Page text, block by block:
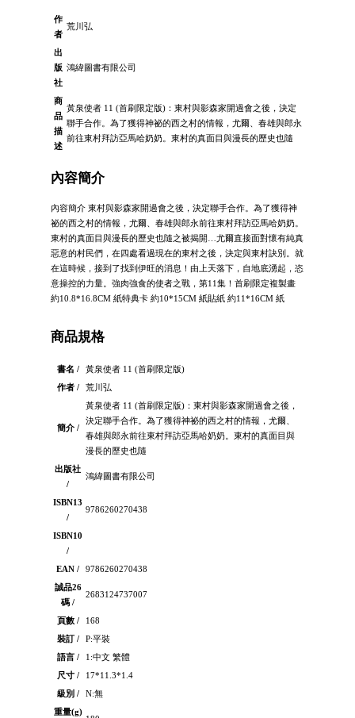
作
者
荒川弘
出
版
社
鴻緯圖書有限公司
商
品
描
述
黃泉使者 11 (首刷限定版)：東村與影森家開過會之後，決定
聯手合作。為了獲得神祕的西之村的情報，尤爾、春雄與郎永
前往東村拜訪亞馬哈奶奶。東村的真面目與漫長的歷史也隨
內容簡介
內容簡介 東村與影森家開過會之後，決定聯手合作。為了獲得神
祕的西之村的情報，尤爾、春雄與郎永前往東村拜訪亞馬哈奶奶。
東村的真面目與漫長的歷史也隨之被揭開…尤爾直接面對懷有純真
惡意的村民們，在四處看過現在的東村之後，決定與東村訣別。就
在這時候，接到了找到伊旺的消息！由上天落下，自地底湧起，恣
意操控的力量。強肉強食的使者之戰，第11集！首刷限定複製畫
約10.8*16.8CM 紙特典卡 約10*15CM 紙貼紙 約11*16CM 紙
商品規格
書名 /
黃泉使者 11 (首刷限定版)
作者 /
荒川弘
簡介 /
黃泉使者 11 (首刷限定版)：東村與影森家開過會之後，
決定聯手合作。為了獲得神祕的西之村的情報，尤爾、
春雄與郎永前往東村拜訪亞馬哈奶奶。東村的真面目與
漫長的歷史也隨
出版社
/
鴻緯圖書有限公司
ISBN13
/
9786260270438
ISBN10
/
EAN /
9786260270438
誠品26
碼 /
2683124737007
頁數 /
168
裝訂 /
P:平裝
語言 /
1:中文 繁體
尺寸 /
17*11.3*1.4
級別 /
N:無
重量(g)